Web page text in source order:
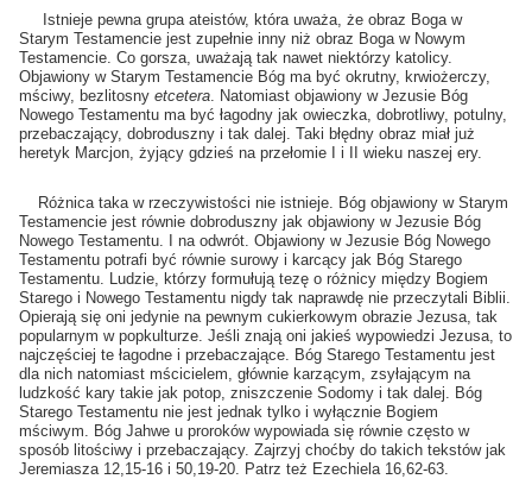
Istnieje pewna grupa ateistów, która uważa, że obraz Boga w
Starym Testamencie jest zupełnie inny niż obraz Boga w Nowym
Testamencie. Co gorsza, uważają tak nawet niektórzy katolicy.
Objawiony w Starym Testamencie Bóg ma być okrutny, krwiożerczy,
mściwy, bezlitosnyetcetera. Natomiast objawiony w Jezusie Bóg
Nowego Testamentu ma być łagodny jak owieczka, dobrotliwy, potulny,
przebaczający, dobroduszny i tak dalej. Taki błędny obraz miał już
heretyk Marcjon, żyjący gdzieś na przełomie I i II wieku naszej ery.
Różnica taka w rzeczywistości nie istnieje. Bóg objawiony w Starym
Testamencie jest równie dobroduszny jak objawiony w Jezusie Bóg
Nowego Testamentu. I na odwrót. Objawiony w Jezusie Bóg Nowego
Testamentu potrafi być równie surowy i karcący jak Bóg Starego
Testamentu. Ludzie, którzy formułują tezę o różnicy między Bogiem
Starego i Nowego Testamentu nigdy tak naprawdę nie przeczytali Biblii.
Opierają się oni jedynie na pewnym cukierkowym obrazie Jezusa, tak
popularnym w popkulturze. Jeśli znają oni jakieś wypowiedzi Jezusa, to
najczęściej te łagodne i przebaczające. Bóg Starego Testamentu jest
dla nich natomiast mścicielem, głównie karzącym, zsyłającym na
ludzkość kary takie jak potop, zniszczenie Sodomy i tak dalej. Bóg
Starego Testamentu nie jest jednak tylko i wyłącznie Bogiem
mściwym. Bóg Jahwe u proroków wypowiada się równie często w
sposób litościwy i przebaczający. Zajrzyj choćby do takich tekstów jak
Jeremiasza 12,15-16 i 50,19-20. Patrz też Ezechiela 16,62-63.